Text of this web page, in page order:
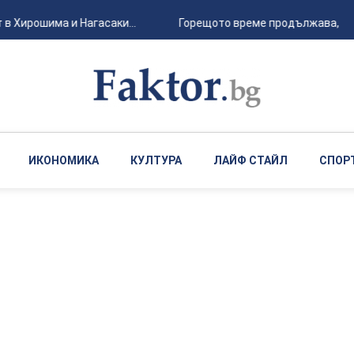
и Нагасаки... Горещото време продължава, с
ИКОНОМИКА КУЛТУРА ЛАЙФ СТАЙЛ